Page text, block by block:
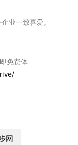
业一致喜爱。
免费体
网